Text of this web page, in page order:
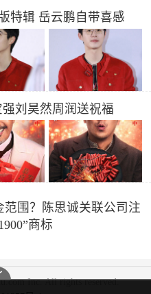
特辑 岳云鹏自带喜感
强刘昊然周润送祝福
范围？陈思诚关联公司注
商标
Inc. All rights reserved.